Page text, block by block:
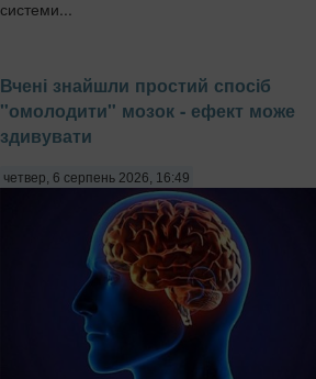
системи...
Вчені знайшли простий спосіб
"омолодити" мозок - ефект може
здивувати
четвер, 6 серпень 2026, 16:49